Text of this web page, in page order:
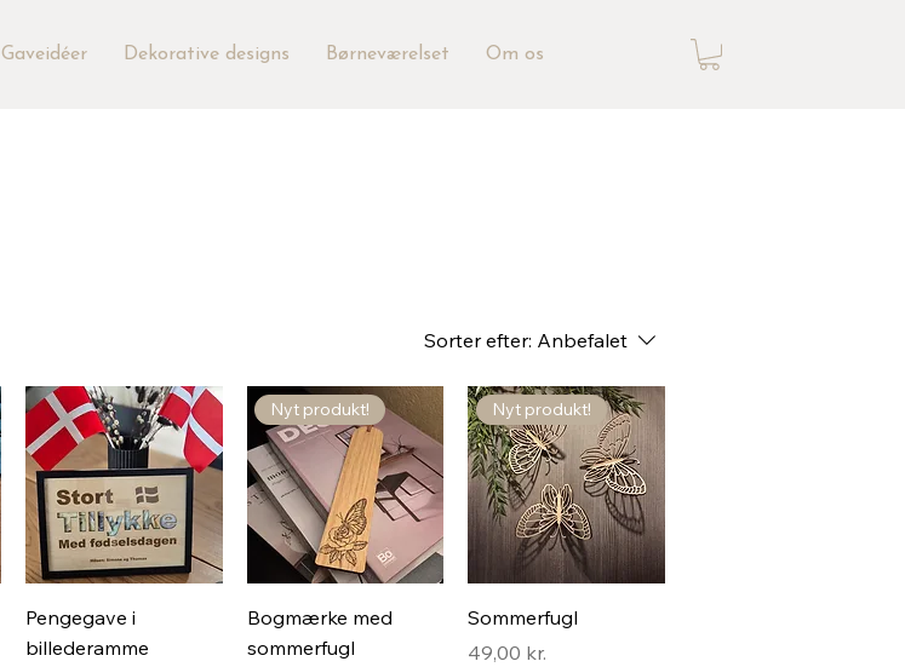
Gaveidéer Dekorative designs Børneværelset Om os
Sorter efter: Anbefalet
Pengegave i
billederamme
Nyt produkt!
Bogmærke med
sommerfugl
Nyt produkt!
Sommerfugl
Pris
49,00 kr.